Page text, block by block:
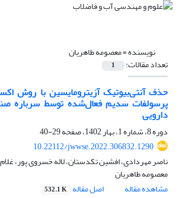
نویسنده =معصومه طاهریان
تعداد مقالات: 1
حذف آنتی‌بیوتیک‌ آزیترومایسین با روش
پرسولفات سدیم فعال‌شده توسط سرباره
دارویی
دوره 8، شماره 1، بهار 1402، صفحه
29-40
10.22112/jwwse.2022.306832.1290
ناصر مهردادی، افشین تکدستان، لاله خسروی پور،
معصومه طاهریان
مشاهده مقاله
اصل مقاله 532.1 K